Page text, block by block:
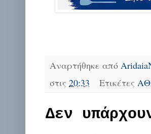
Αναρτήθηκε από
στις 20:33 Ετικέτες
Δεν